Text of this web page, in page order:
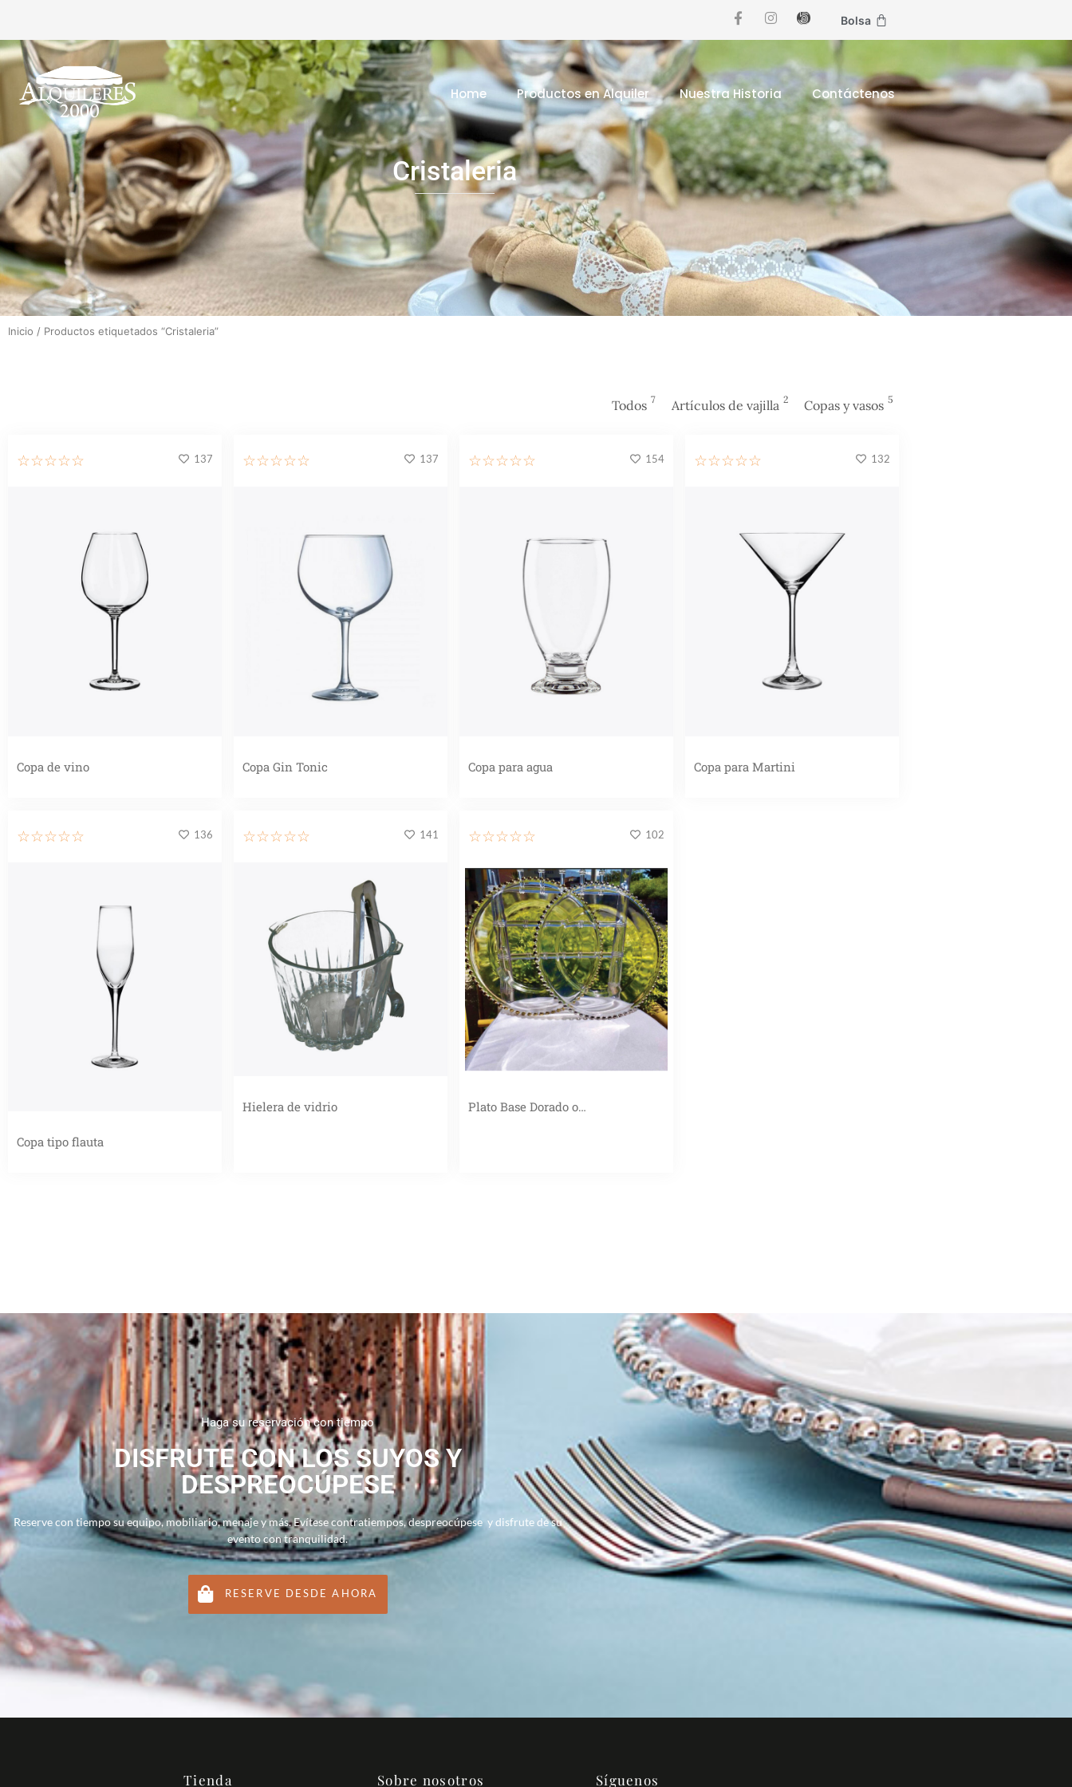
Bolsa
Home Productos en Alquiler Nuestra Historia Contáctenos
Cristaleria
Inicio / Productos etiquetados “Cristaleria”
Todos 7 Artículos de vajilla 2 Copas y vasos 5
☆☆☆☆☆ 137
Copa de vino
☆☆☆☆☆ 137
Copa Gin Tonic
☆☆☆☆☆ 154
Copa para agua
☆☆☆☆☆ 132
Copa para Martini
☆☆☆☆☆ 136
Copa tipo flauta
☆☆☆☆☆ 141
Hielera de vidrio
☆☆☆☆☆ 102
Plato Base Dorado o…
Haga su reservación con tiempo
DISFRUTE CON LOS SUYOS Y
DESPREOCÚPESE
Reserve con tiempo su equipo, mobiliario, menaje y más. Evítese contratiempos, despreocúpese y disfrute de su
evento con tranquilidad.
RESERVE DESDE AHORA
Tienda Sobre nosotros Síguenos